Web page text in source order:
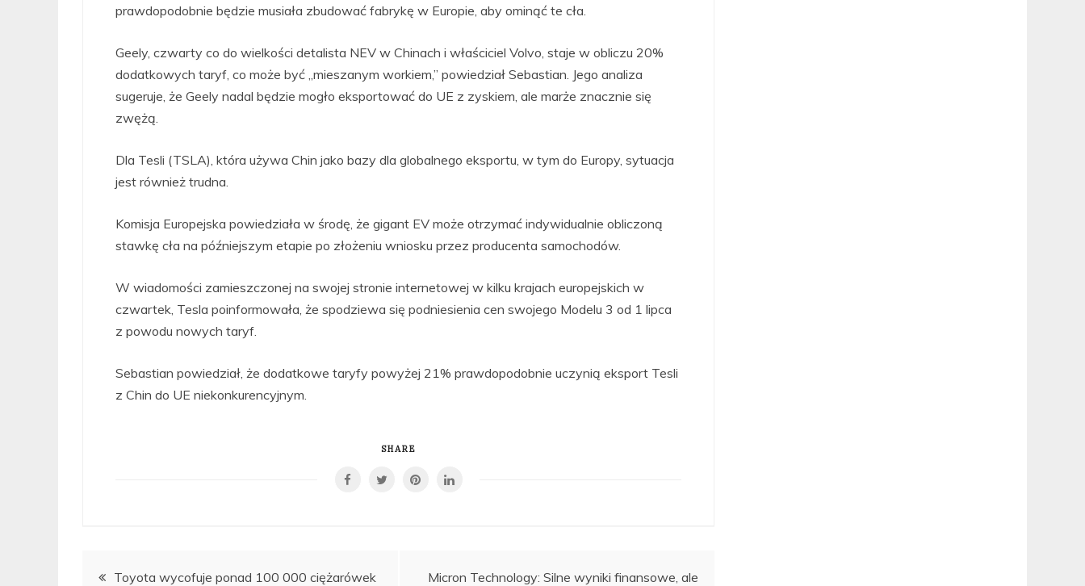
prawdopodobnie będzie musiała zbudować fabrykę w Europie, aby ominąć te cła.
Geely, czwarty co do wielkości detalista NEV w Chinach i właściciel Volvo, staje w obliczu 20%
dodatkowych taryf, co może być „mieszanym workiem,” powiedział Sebastian. Jego analiza
sugeruje, że Geely nadal będzie mogło eksportować do UE z zyskiem, ale marże znacznie się
zwężą.
Dla Tesli (TSLA), która używa Chin jako bazy dla globalnego eksportu, w tym do Europy, sytuacja
jest również trudna.
Komisja Europejska powiedziała w środę, że gigant EV może otrzymać indywidualnie obliczoną
stawkę cła na późniejszym etapie po złożeniu wniosku przez producenta samochodów.
W wiadomości zamieszczonej na swojej stronie internetowej w kilku krajach europejskich w
czwartek, Tesla poinformowała, że spodziewa się podniesienia cen swojego Modelu 3 od 1 lipca
z powodu nowych taryf.
Sebastian powiedział, że dodatkowe taryfy powyżej 21% prawdopodobnie uczynią eksport Tesli
z Chin do UE niekonkurencyjnym.
SHARE
Nawigacja
Toyota wycofuje ponad 100 000 ciężarówek Micron Technology: Silne wyniki finansowe, ale